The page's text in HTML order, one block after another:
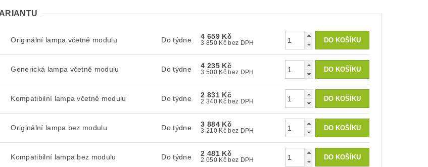
Originální lampa včetně modulu Do týdne 4 659 Kč
3 850 Kč bez DPH
Generická lampa včetně modulu Do týdne 4 235 Kč
3 500 Kč bez DPH
Kompatibilní lampa včetně modulu Do týdne 2 831 Kč
2 340 Kč bez DPH
Originální lampa bez modulu Do týdne 3 884 Kč
3 210 Kč bez DPH
Kompatibilní lampa bez modulu Do týdne 2 481 Kč
2 050 Kč bez DPH